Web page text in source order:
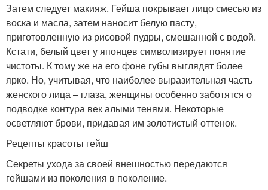
Затем следует макияж. Гейша покрывает лицо смесью из
воска и масла, затем наносит белую пасту,
приготовленную из рисовой пудры, смешанной с водой.
Кстати, белый цвет у японцев символизирует понятие
чистоты. К тому же на его фоне губы выглядят более
ярко. Но, учитывая, что наиболее выразительная часть
женского лица – глаза, женщины особенно заботятся о
подводке контура век алыми тенями. Некоторые
осветляют брови, придавая им золотистый оттенок.
Рецепты красоты гейш
Секреты ухода за своей внешностью передаются
гейшами из поколения в поколение.